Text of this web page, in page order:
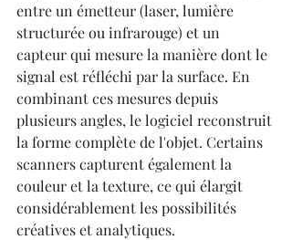
entre un émetteur (laser, lumière
structurée ou infrarouge) et un
capteur qui mesure la manière dont le
signal est réfléchi par la surface. En
combinant ces mesures depuis
plusieurs angles, le logiciel reconstruit
la forme complète de l'objet. Certains
scanners capturent également la
couleur et la texture, ce qui élargit
considérablement les possibilités
créatives et analytiques.